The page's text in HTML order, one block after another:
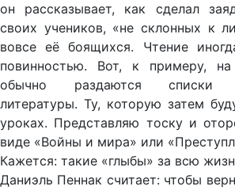
он рассказывает, как сделал
своих учеников, «не склонных к
вовсе её боящихся. Чтение
повинностью. Вот, к примеру, на
обычно раздаются списки
литературы. Ту, которую затем
уроках. Представляю тоску и
виде «Войны и мира» или
Кажется: такие «глыбы» за всю
Даниэль Пеннак считает: чтобы